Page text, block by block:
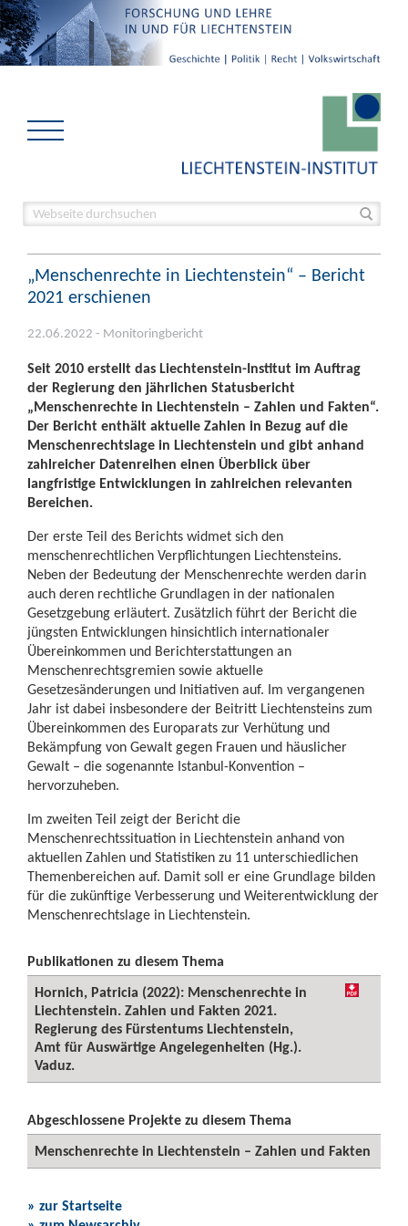
„Menschenrechte in Liechtenstein“ – Bericht
2021 erschienen
22.06.2022 - Monitoringbericht
Seit 2010 erstellt das Liechtenstein-Institut im Auftrag
der Regierung den jährlichen Statusbericht
„Menschenrechte in Liechtenstein – Zahlen und Fakten“.
Der Bericht enthält aktuelle Zahlen in Bezug auf die
Menschenrechtslage in Liechtenstein und gibt anhand
zahlreicher Datenreihen einen Überblick über
langfristige Entwicklungen in zahlreichen relevanten
Bereichen.
Der erste Teil des Berichts widmet sich den
menschenrechtlichen Verpflichtungen Liechtensteins.
Neben der Bedeutung der Menschenrechte werden darin
auch deren rechtliche Grundlagen in der nationalen
Gesetzgebung erläutert. Zusätzlich führt der Bericht die
jüngsten Entwicklungen hinsichtlich internationaler
Übereinkommen und Berichterstattungen an
Menschenrechtsgremien sowie aktuelle
Gesetzesänderungen und Initiativen auf. Im vergangenen
Jahr ist dabei insbesondere der Beitritt Liechtensteins zum
Übereinkommen des Europarats zur Verhütung und
Bekämpfung von Gewalt gegen Frauen und häuslicher
Gewalt – die sogenannte Istanbul-Konvention –
hervorzuheben.
Im zweiten Teil zeigt der Bericht die
Menschenrechtssituation in Liechtenstein anhand von
aktuellen Zahlen und Statistiken zu 11 unterschiedlichen
Themenbereichen auf. Damit soll er eine Grundlage bilden
für die zukünftige Verbesserung und Weiterentwicklung der
Menschenrechtslage in Liechtenstein.
Publikationen zu diesem Thema
Hornich, Patricia (2022): Menschenrechte in
Liechtenstein. Zahlen und Fakten 2021.
Regierung des Fürstentums Liechtenstein,
Amt für Auswärtige Angelegenheiten (Hg.).
Vaduz.
Abgeschlossene Projekte zu diesem Thema
Menschenrechte in Liechtenstein – Zahlen und Fakten
» zur Startseite